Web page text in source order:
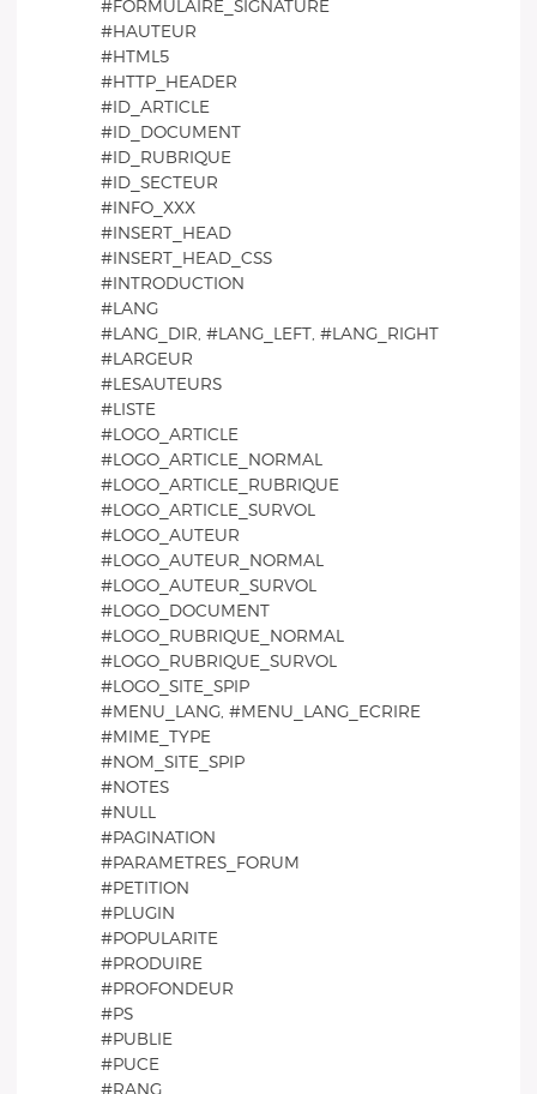
#FORMULAIRE_SIGNATURE
#HAUTEUR
#HTML5
#HTTP_HEADER
#ID_ARTICLE
#ID_DOCUMENT
#ID_RUBRIQUE
#ID_SECTEUR
#INFO_XXX
#INSERT_HEAD
#INSERT_HEAD_CSS
#INTRODUCTION
#LANG
#LANG_DIR, #LANG_LEFT, #LANG_RIGHT
#LARGEUR
#LESAUTEURS
#LISTE
#LOGO_ARTICLE
#LOGO_ARTICLE_NORMAL
#LOGO_ARTICLE_RUBRIQUE
#LOGO_ARTICLE_SURVOL
#LOGO_AUTEUR
#LOGO_AUTEUR_NORMAL
#LOGO_AUTEUR_SURVOL
#LOGO_DOCUMENT
#LOGO_RUBRIQUE_NORMAL
#LOGO_RUBRIQUE_SURVOL
#LOGO_SITE_SPIP
#MENU_LANG, #MENU_LANG_ECRIRE
#MIME_TYPE
#NOM_SITE_SPIP
#NOTES
#NULL
#PAGINATION
#PARAMETRES_FORUM
#PETITION
#PLUGIN
#POPULARITE
#PRODUIRE
#PROFONDEUR
#PS
#PUBLIE
#PUCE
#RANG